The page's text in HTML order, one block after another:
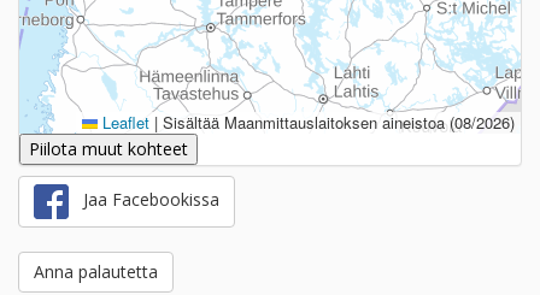
Leaflet | Sisältää Maanmittauslaitoksen aineistoa (08/2026)
Piilota muut kohteet
Jaa Facebookissa
Anna palautetta